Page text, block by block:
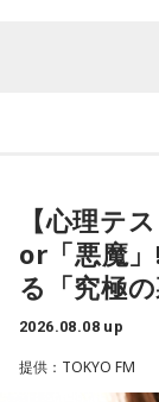
とがあると切り
ビ、（芸歴18
るのは、最近の
と暴露します。
有吉自身は、今
いため分からな
っていたから
【心理テ
or「悪魔
る「究極
2026.08.08 up
提供：TOKYO FM